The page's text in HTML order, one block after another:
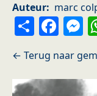
Auteur marc
Share